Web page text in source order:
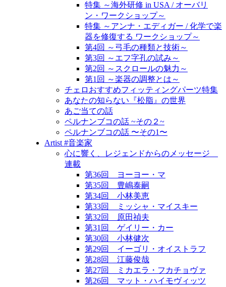
特集 ～海外研修 in USA / オーバリ
ン・ワークショップ～
特集 ～アンナ・エディガー / 化学で楽
器を修復する ワークショップ～
第4回 ～弓毛の種類と技術～
第3回 ～エフ字孔の試み～
第2回 ～スクロールの魅力～
第1回 ～楽器の調整とは～
チェロおすすめフィッティングパーツ特集
あなたの知らない『松脂』の世界
あご当ての話
ペルナンブコの話 ~その２~
ペルナンブコの話 〜その1〜
Artist #音楽家
心に響く、レジェンドからのメッセージ
連載
第36回 ヨーヨー・マ
第35回 豊嶋泰嗣
第34回 小林美恵
第33回 ミッシャ・マイスキー
第32回 原田禎夫
第31回 ゲイリー・カー
第30回 小林健次
第29回 イーゴリ・オイストラフ
第28回 江藤俊哉
第27回 ミカエラ・フカチョヴァ
第26回 マット・ハイモヴィッツ